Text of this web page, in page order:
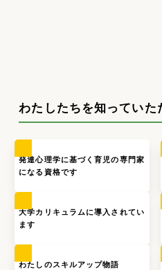
わたしたちを知っていた
発達心理学に基づく育児の専門家
になる資格です
大学カリキュラムに導入されてい
ます
わたしのスキルアップ物語